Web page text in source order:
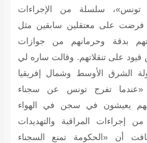
تونس»، سلسلة من الإجراءات
فرضت على معتقلين سابقين مثل
بدقة وحرمانهم من جوازات
على تنقلاتهم. وقالت ساره لي
الشرق الأوسط وشمال إفريقيا
«عندما تفرج تونس عن سجناء
يعيشون في سجن في الهواء
إجراءات المراقبة والتهديدات
أن «الحكومة تمنع السجناء